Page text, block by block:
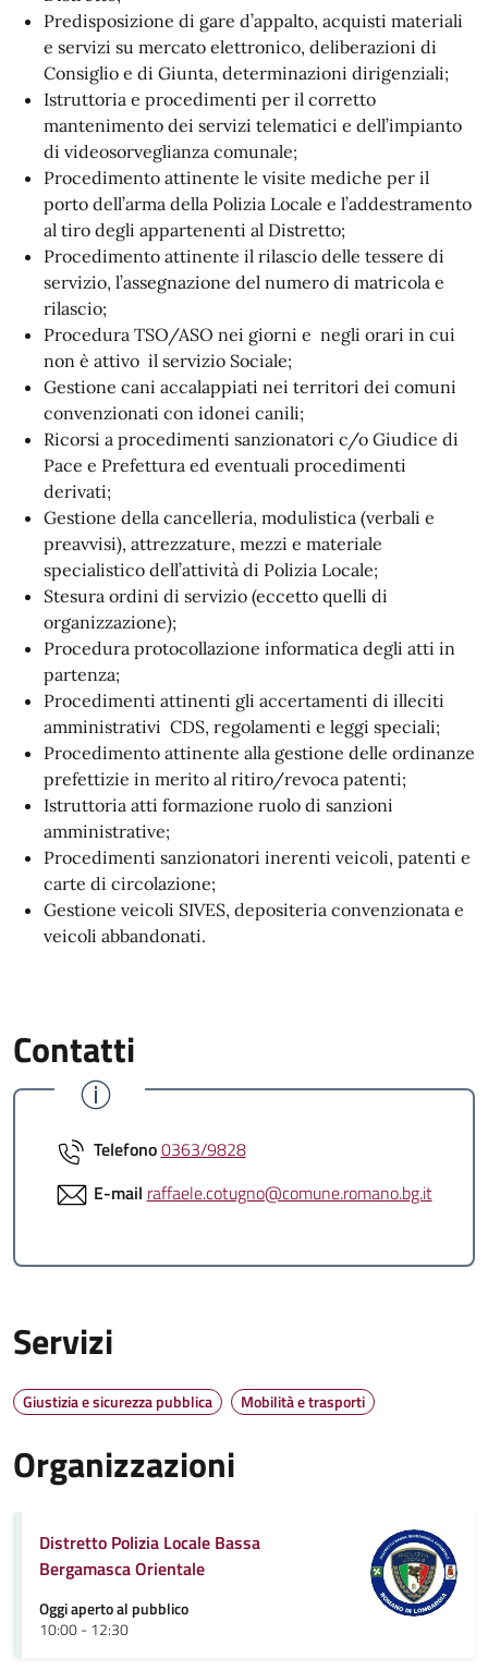
Predisposizione di gare d’appalto, acquisti materiali
e servizi su mercato elettronico, deliberazioni di
Consiglio e di Giunta, determinazioni dirigenziali;
Istruttoria e procedimenti per il corretto
mantenimento dei servizi telematici e dell’impianto
di videosorveglianza comunale;
Procedimento attinente le visite mediche per il
porto dell’arma della Polizia Locale e l’addestramento
al tiro degli appartenenti al Distretto;
Procedimento attinente il rilascio delle tessere di
servizio, l’assegnazione del numero di matricola e
rilascio;
Procedura TSO/ASO nei giorni e negli orari in cui
non è attivo il servizio Sociale;
Gestione cani accalappiati nei territori dei comuni
convenzionati con idonei canili;
Ricorsi a procedimenti sanzionatori c/o Giudice di
Pace e Prefettura ed eventuali procedimenti
derivati;
Gestione della cancelleria, modulistica (verbali e
preavvisi), attrezzature, mezzi e materiale
specialistico dell’attività di Polizia Locale;
Stesura ordini di servizio (eccetto quelli di
organizzazione);
Procedura protocollazione informatica degli atti in
partenza;
Procedimenti attinenti gli accertamenti di illeciti
amministrativi CDS, regolamenti e leggi speciali;
Procedimento attinente alla gestione delle ordinanze
prefettizie in merito al ritiro/revoca patenti;
Istruttoria atti formazione ruolo di sanzioni
amministrative;
Procedimenti sanzionatori inerenti veicoli, patenti e
carte di circolazione;
Gestione veicoli SIVES, depositeria convenzionata e
veicoli abbandonati.
Contatti
Telefono0363/9828
E-mail raffaele.cotugno@comune.romano.bg.it
Servizi
Giustizia e sicurezza pubblica Mobilità e trasporti
Organizzazioni
Distretto Polizia Locale Bassa
Bergamasca Orientale
Oggi aperto al pubblico
10:00 - 12:30